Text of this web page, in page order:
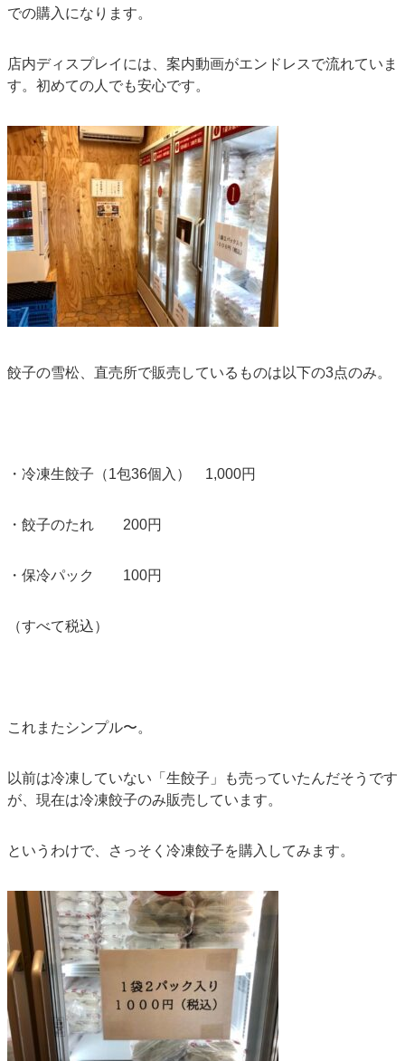
での購入になります。
店内ディスプレイには、案内動画がエンドレスで流れていま
す。初めての人でも安心です。
餃子の雪松、直売所で販売しているものは以下の3点のみ。
・冷凍生餃子（1包36個入） 1,000円
・餃子のたれ 200円
・保冷パック 100円
（すべて税込）
これまたシンプル〜。
以前は冷凍していない「生餃子」も売っていたんだそうです
が、現在は冷凍餃子のみ販売しています。
というわけで、さっそく冷凍餃子を購入してみます。